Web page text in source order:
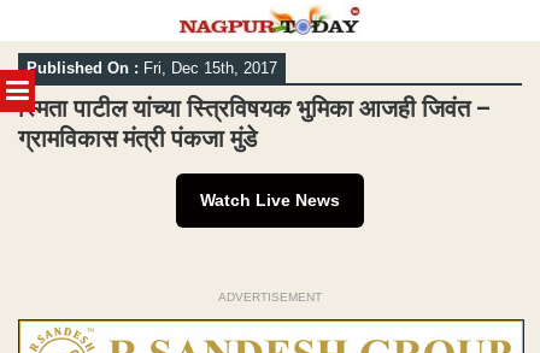
MENU
Skip
to
content
Published On : Fri, Dec 15th, 2017
स्मिता पाटील यांच्या स्त्रिविषयक भुमिका आजही जिवंत –
ग्रामविकास मंत्री पंकजा मुंडे
Watch Live News
ADVERTISEMENT